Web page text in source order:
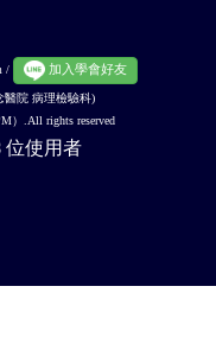
/ 加入學會好友
醫院 病理檢驗科)
）.All rights reserved
位使用者